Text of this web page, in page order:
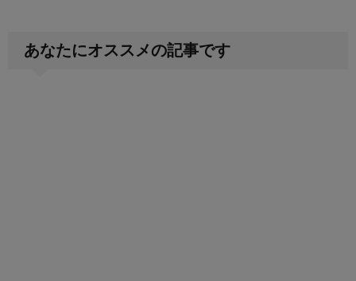
あなたにオススメの記事です